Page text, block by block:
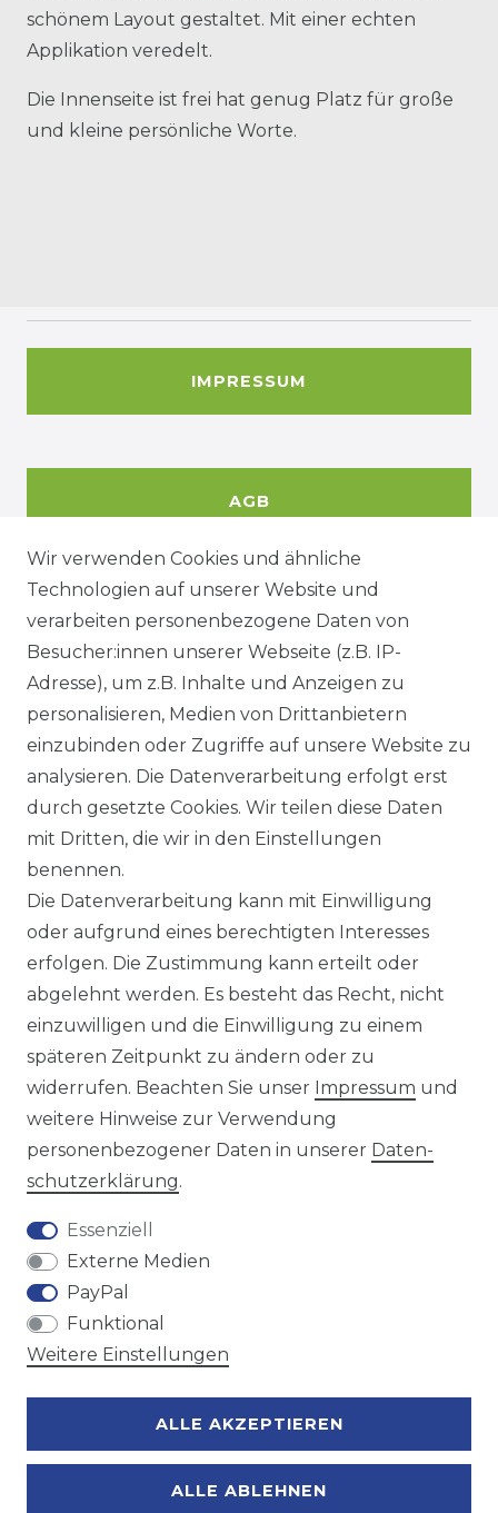
schönem Layout gestaltet. Mit einer echten
Applikation veredelt.
Die Innenseite ist frei hat genug Platz für große
und kleine persönliche Worte.
IMPRESSUM
AGB
DATENSCHUTZERKÄRUNG
WIDERRUFSRECHT
KONTAKT
Sie sind Wiederverkäufer?
Sie erreichen uns unter :
https://avancarte.de/
oder telefonisch unter: 0421 - 434430
Wir versenden mit
Zahlungsmöglichkeiten
Wir verwenden Cookies und ähnliche
Technologien auf unserer Website und
verarbeiten personenbezogene Daten von
Besucher:innen unserer Webseite (z.B. IP-
Adresse), um z.B. Inhalte und Anzeigen zu
personalisieren, Medien von Drittanbietern
einzubinden oder Zugriffe auf unsere Website zu
analysieren. Die Datenverarbeitung erfolgt erst
durch gesetzte Cookies. Wir teilen diese Daten
mit Dritten, die wir in den Einstellungen
benennen.
Die Datenverarbeitung kann mit Einwilligung
oder aufgrund eines berechtigten Interesses
erfolgen. Die Zustimmung kann erteilt oder
abgelehnt werden. Es besteht das Recht, nicht
einzuwilligen und die Einwilligung zu einem
späteren Zeitpunkt zu ändern oder zu
widerrufen. Beachten Sie unser Impressum und
weitere Hinweise zur Verwendung
personenbezogener Daten in unserer Daten­
schutz­erklärung.
Essenziell
Externe Medien
PayPal
Funktional
Weitere Einstellungen
ALLE AKZEPTIEREN
ALLE ABLEHNEN